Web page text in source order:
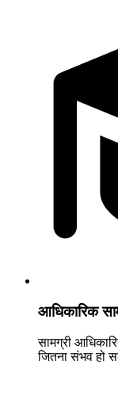
आधिकारिक
सामग्री
जितना संभव हो